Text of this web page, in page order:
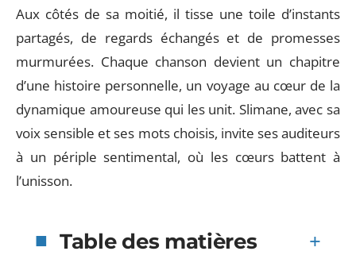
Aux côtés de sa moitié, il tisse une toile d’instants
partagés, de regards échangés et de promesses
murmurées. Chaque chanson devient un chapitre
d’une histoire personnelle, un voyage au cœur de la
dynamique amoureuse qui les unit. Slimane, avec sa
voix sensible et ses mots choisis, invite ses auditeurs
à un périple sentimental, où les cœurs battent à
l’unisson.
Table des matières